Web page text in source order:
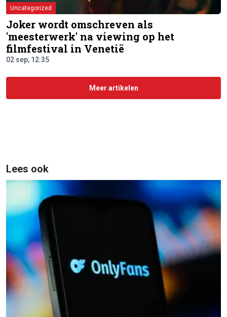
Uncategorized
Joker wordt omschreven als
'meesterwerk' na viewing op het
filmfestival in Venetië
02 sep, 12:35
Meer artikelen
Lees ook